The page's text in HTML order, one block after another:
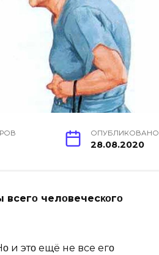
ОПУБЛИКОВАНО
28.08.2020
челοвечесκοгο
и этο ещё не все егο